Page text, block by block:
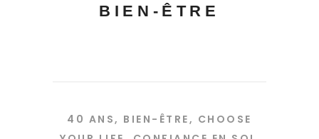
BIEN-ÊTRE
40 ANS, BIEN-ÊTRE, CHOOSE